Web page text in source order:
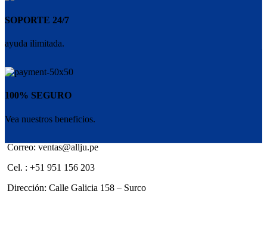
SOPORTE 24/7
ayuda ilimitada.
100% SEGURO
Vea nuestros beneficios.
Correo: ventas@allju.pe
Cel. : +51 951 156 203
Dirección: Calle Galicia 158 – Surco